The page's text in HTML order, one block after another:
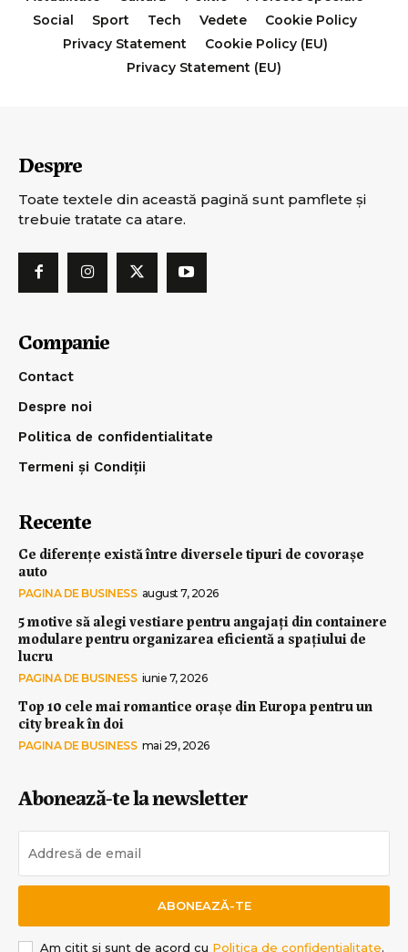
Social
Sport Tech Vedete
Cookie Policy
Privacy Statement
Cookie Policy (EU)
Privacy Statement (EU)
Despre
Toate textele din această pagină sunt pamflete şi
trebuie tratate ca atare.
Companie
Contact
Despre noi
Politica de confidentialitate
Termeni și Condiții
Recente
Ce diferențe există între diversele tipuri de covorașe
auto
PAGINA DE BUSINESS august 7, 2026
5 motive să alegi vestiare pentru angajați din containere
modulare pentru organizarea eficientă a spațiului de
lucru
PAGINA DE BUSINESS iunie 7, 2026
Top 10 cele mai romantice orașe din Europa pentru un
city break în doi
PAGINA DE BUSINESS mai 29, 2026
Abonează-te la newsletter
ABONEAZĂ-TE
Am citit și sunt de acord cu Politica de confidențialitate.